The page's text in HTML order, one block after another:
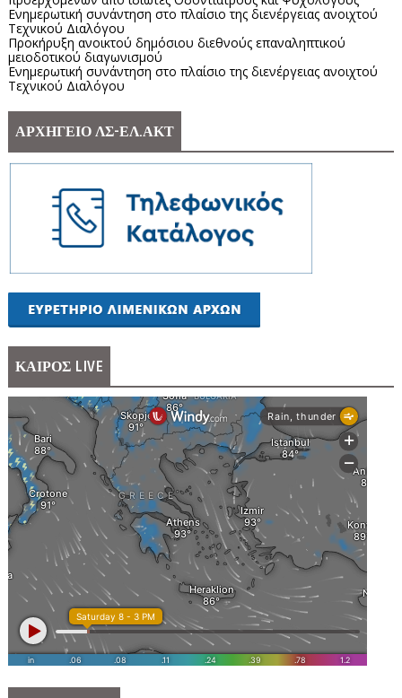
Ενημερωτική συνάντηση στο πλαίσιο της διενέργειας ανοιχτού
Τεχνικού Διαλόγου
Προκήρυξη ανοικτού δημόσιου διεθνούς επαναληπτικού
μειοδοτικού διαγωνισμού
Ενημερωτική συνάντηση στο πλαίσιο της διενέργειας ανοιχτού
Τεχνικού Διαλόγου
ΑΡΧΗΓΕΙΟ ΛΣ-ΕΛ.ΑΚΤ
ΚΑΙΡΟΣ LIVE